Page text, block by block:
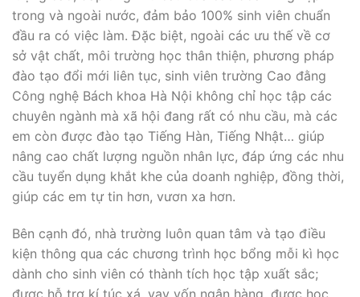
trong và ngoài nước, đảm bảo 100% sinh viên chuẩn
đầu ra có việc làm. Đặc biệt, ngoài các ưu thế về cơ
sở vật chất, môi trường học thân thiện, phương pháp
đào tạo đổi mới liên tục, sinh viên trường Cao đằng
Công nghệ Bách khoa Hà Nội không chỉ học tập các
chuyên ngành mà xã hội đang rất có nhu cầu, mà các
em còn được đào tạo Tiếng Hàn, Tiếng Nhật… giúp
nâng cao chất lượng nguồn nhân lực, đáp ứng các nhu
cầu tuyển dụng khắt khe của doanh nghiệp, đồng thời,
giúp các em tự tin hơn, vươn xa hơn.
Bên cạnh đó, nhà trường luôn quan tâm và tạo điều
kiện thông qua các chương trình học bổng mỗi kì học
dành cho sinh viên có thành tích học tập xuất sắc;
được hỗ trợ kí túc xá, vay vốn ngân hàng, được học